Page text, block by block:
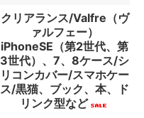
クリアランス/Valfre（ヴ
ァルフェー）
iPhoneSE（第2世代、第
3世代）、7、8ケース/シ
リコンカバー/スマホケー
ス/黒猫、ブック、本、ド
リンク型など